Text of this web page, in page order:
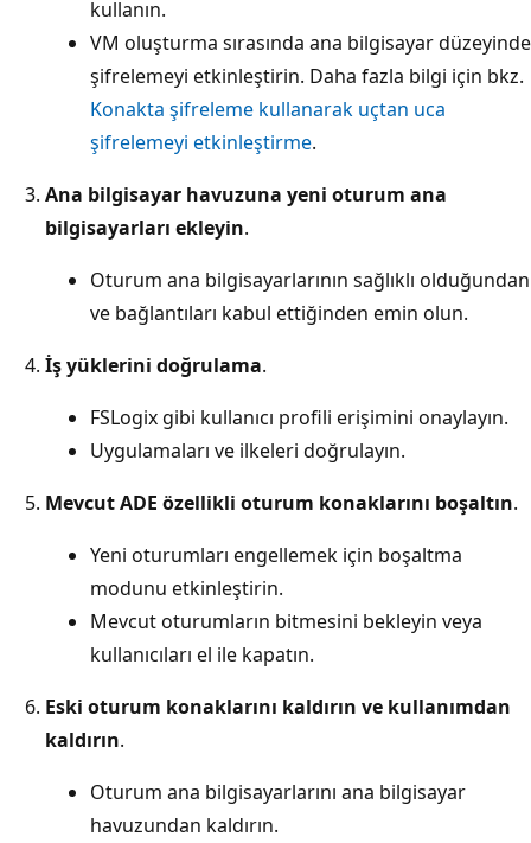
kullanın.
VM oluşturma sırasında ana bilgisayar düzeyinde
şifrelemeyi etkinleştirin. Daha fazla bilgi için bkz.
Konakta şifreleme kullanarak uçtan uca
şifrelemeyi etkinleştirme.
Ana bilgisayar havuzuna yeni oturum ana
bilgisayarları ekleyin.
Oturum ana bilgisayarlarının sağlıklı olduğundan
ve bağlantıları kabul ettiğinden emin olun.
İş yüklerini doğrulama.
FSLogix gibi kullanıcı profili erişimini onaylayın.
Uygulamaları ve ilkeleri doğrulayın.
Mevcut ADE özellikli oturum konaklarını boşaltın.
Yeni oturumları engellemek için boşaltma
modunu etkinleştirin.
Mevcut oturumların bitmesini bekleyin veya
kullanıcıları el ile kapatın.
Eski oturum konaklarını kaldırın ve kullanımdan
kaldırın.
Oturum ana bilgisayarlarını ana bilgisayar
havuzundan kaldırın.